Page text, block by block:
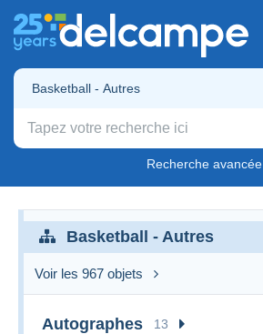
Basketball - Autres
Recherche avancée
Basketball - Autres
Voir les 967 objets
Autographes 13